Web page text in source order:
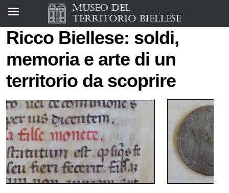
Ricco Biellese: soldi,
memoria e arte di un
territorio da scoprire